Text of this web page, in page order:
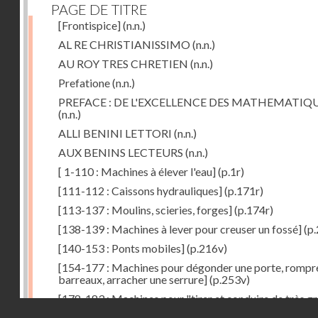
PAGE DE TITRE
[Frontispice](n.n.)
AL RE CHRISTIANISSIMO (n.n.)
AU ROY TRES CHRETIEN (n.n.)
Prefatione(n.n.)
PREFACE : DE L'EXCELLENCE DES
(n.n.)
ALLI BENINI LETTORI (n.n.)
AUX BENINS LECTEURS (n.n.)
[ 1-110 : Machines à élever l'eau](p.1r)
[111-112 : Caissons hydrauliques](p.171r)
[113-137 : Moulins, scieries, forges](p.174r)
[138-139 : Machines à lever pour creuser un fossé]
[140-153 : Ponts mobiles](p.216v)
[154-177 : Machines pour dégonder une porte,
barreaux, arracher une serrure](p.253v)
[178-183 : Machines pour "tirer et conduire de très